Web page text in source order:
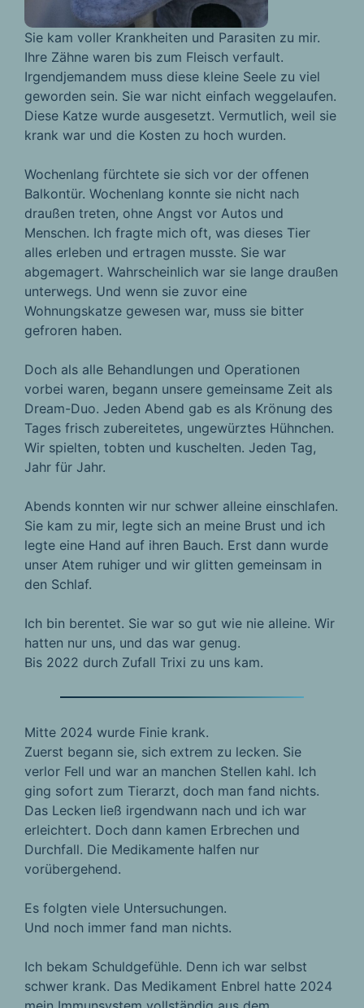
Sie kam voller Krankheiten und Parasiten zu mir.
Ihre Zähne waren bis zum Fleisch verfault.
Irgendjemandem muss diese kleine Seele zu viel
geworden sein. Sie war nicht einfach weggelaufen.
Diese Katze wurde ausgesetzt. Vermutlich, weil sie
krank war und die Kosten zu hoch wurden.
Wochenlang fürchtete sie sich vor der offenen
Balkontür. Wochenlang konnte sie nicht nach
draußen treten, ohne Angst vor Autos und
Menschen. Ich fragte mich oft, was dieses Tier
alles erleben und ertragen musste. Sie war
abgemagert. Wahrscheinlich war sie lange draußen
unterwegs. Und wenn sie zuvor eine
Wohnungskatze gewesen war, muss sie bitter
gefroren haben.
Doch als alle Behandlungen und Operationen
vorbei waren, begann unsere gemeinsame Zeit als
Dream-Duo. Jeden Abend gab es als Krönung des
Tages frisch zubereitetes, ungewürztes Hühnchen.
Wir spielten, tobten und kuschelten. Jeden Tag,
Jahr für Jahr.
Abends konnten wir nur schwer alleine einschlafen.
Sie kam zu mir, legte sich an meine Brust und ich
legte eine Hand auf ihren Bauch. Erst dann wurde
unser Atem ruhiger und wir glitten gemeinsam in
den Schlaf.
Ich bin berentet. Sie war so gut wie nie alleine. Wir
hatten nur uns, und das war genug.
Bis 2022 durch Zufall Trixi zu uns kam.
Mitte 2024 wurde Finie krank.
Zuerst begann sie, sich extrem zu lecken. Sie
verlor Fell und war an manchen Stellen kahl. Ich
ging sofort zum Tierarzt, doch man fand nichts.
Das Lecken ließ irgendwann nach und ich war
erleichtert. Doch dann kamen Erbrechen und
Durchfall. Die Medikamente halfen nur
vorübergehend.
Es folgten viele Untersuchungen.
Und noch immer fand man nichts.
Ich bekam Schuldgefühle. Denn ich war selbst
schwer krank. Das Medikament Enbrel hatte 2024